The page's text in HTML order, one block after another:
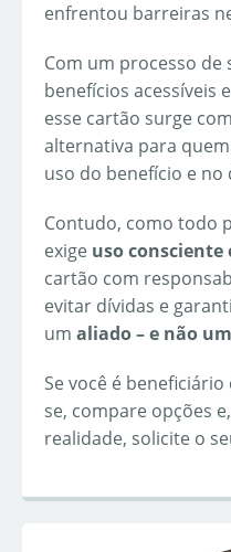
enfrentou barreiras
Com um processo de
benefícios acessíveis
esse cartão surge
alternativa para
uso do benefício e no
Contudo, como todo
exige uso
cartão com
evitar dívidas e
um aliado – e não
Se você é
se, compare opções
realidade, solicite o